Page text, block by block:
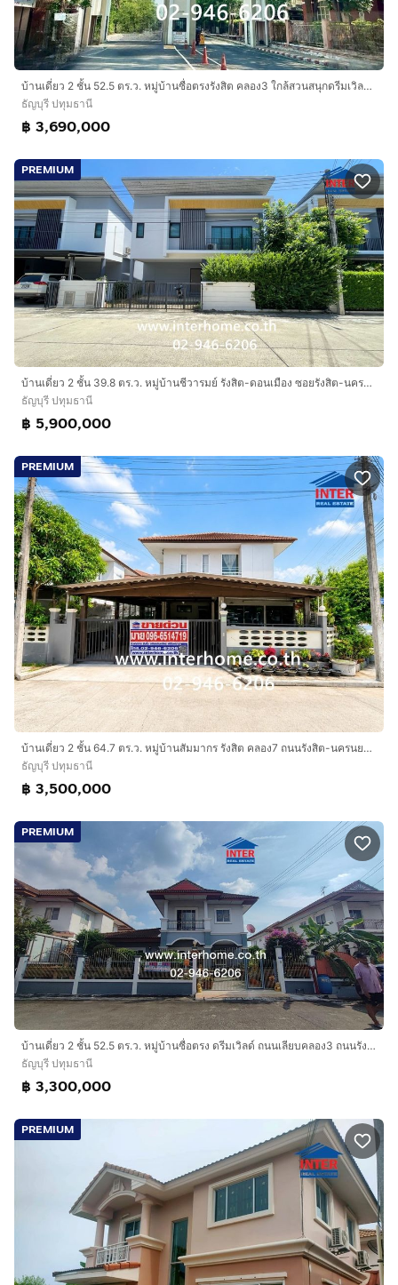
บ้านเดี่ยว 2 ชั้น 52.5 ตร.ว. หมู่บ้านซื่อตรงรังสิต คลอง3 ใกล้สวนสนุกดรีมเวิลด์ ถนนรังสิต-นครนายก ธัญบุรี ปทุมธานี
ธัญบุรี ปทุมธานี
฿ 3,690,000
PREMIUM
บ้านเดี่ยว 2 ชั้น 39.8 ตร.ว. หมู่บ้านชีวารมย์ รังสิต-ดอนเมือง ซอยรังสิต-นครนายก 7 ถนนรังสิต-นครนายก ธัญบุรี ปทุมธานี
ธัญบุรี ปทุมธานี
฿ 5,900,000
PREMIUM
บ้านเดี่ยว 2 ชั้น 64.7 ตร.ว. หมู่บ้านสัมมากร รังสิต คลอง7 ถนนรังสิต-นครนยก รังสิต คลอง7 ธัญบุรี ปทุมธานี
ธัญบุรี ปทุมธานี
฿ 3,500,000
PREMIUM
บ้านเดี่ยว 2 ชั้น 52.5 ตร.ว. หมู่บ้านซื่อตรง ดรีมเวิลด์ ถนนเลียบคลอง3 ถนนรังสิต-นครนายก ถนนวิภาวดีรังสิต ธัญบุรี ปทุมธานี
ธัญบุรี ปทุมธานี
฿ 3,300,000
PREMIUM